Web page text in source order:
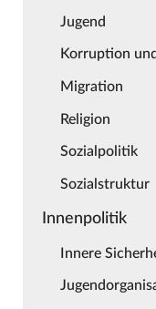
Jugend
Korruption
Migration
Religion
Sozialpolitik
Sozialstruktur
Innenpolitik
Innere